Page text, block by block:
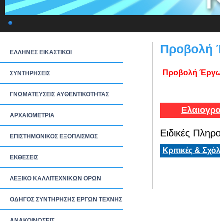
ΕΛΛΗΝΕΣ ΕΙΚΑΣΤΙΚΟΙ
ΣΥΝΤΗΡΗΣΕΙΣ
ΓΝΩΜΑΤΕΥΣΕΙΣ ΑΥΘΕΝΤΙΚΟΤΗΤΑΣ
ΑΡΧΑΙΟΜΕΤΡΙΑ
ΕΠΙΣΤΗΜΟΝΙΚΟΣ ΕΞΟΠΛΙΣΜΟΣ
ΕΚΘΕΣΕΙΣ
ΛΕΞΙΚΟ ΚΑΛΛΙΤΕΧΝΙΚΩΝ ΟΡΩΝ
ΟΔΗΓΟΣ ΣΥΝΤΗΡΗΣΗΣ ΕΡΓΩΝ ΤΕΧΝΗΣ
Προβολή
Προβολή
Ειδικές
Κριτικές &